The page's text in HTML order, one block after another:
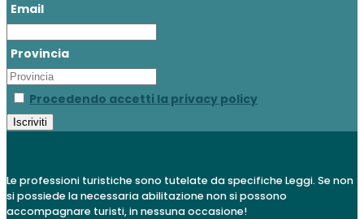
Email
Provincia
Procedendo accetti la privacy policy
Le professioni turistiche sono tutelate da specifiche Leggi. Se non
si possiede la necessaria abilitazione non si possono
accompagnare turisti, in nessuna occasione!